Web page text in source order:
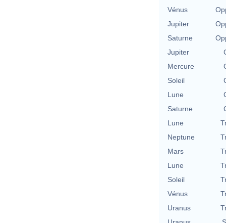
Vénus
Jupiter
Saturne
Jupiter
Mercure
Soleil
Lune
Saturne
Lune
Neptune
Mars
Lune
Soleil
Vénus
Uranus